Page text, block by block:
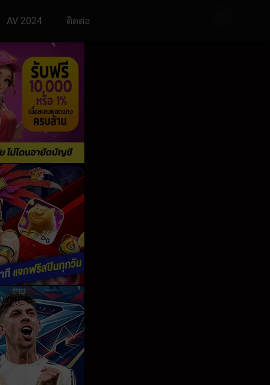
AV 2024 ติดต่อ